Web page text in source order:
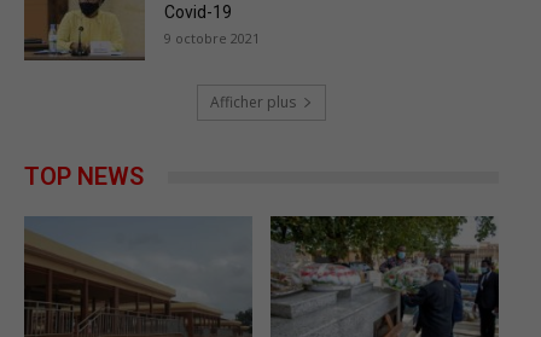
Covid-19
9 octobre 2021
Afficher plus
TOP NEWS